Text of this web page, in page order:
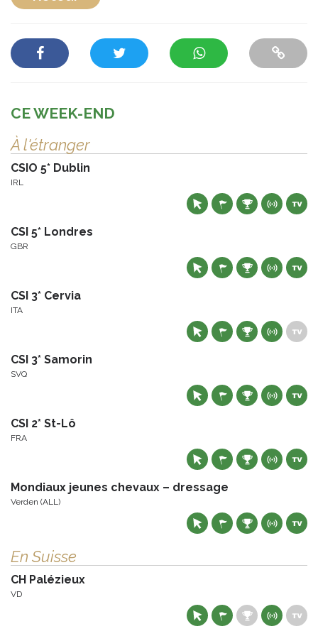
CE WEEK-END
À l'étranger
CSIO 5* Dublin
IRL
CSI 5* Londres
GBR
CSI 3* Cervia
ITA
CSI 3* Samorin
SVQ
CSI 2* St-Lô
FRA
Mondiaux jeunes chevaux – dressage
Verden (ALL)
En Suisse
CH Palézieux
VD